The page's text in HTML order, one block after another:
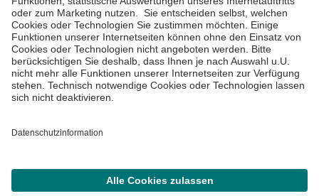
Impressum